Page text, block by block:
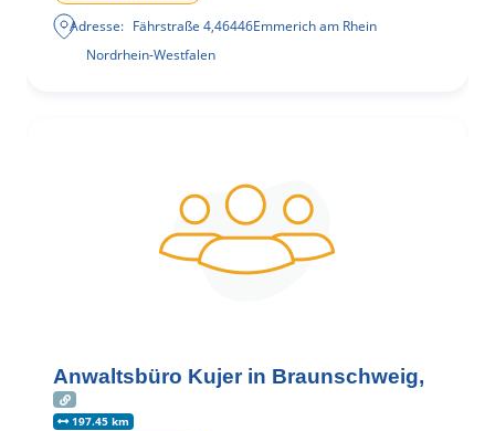
Adresse: Fährstraße 4,46446Emmerich am Rhein
Nordrhein-Westfalen
Anwaltsbüro Kujer in Braunschweig,
197.45 km